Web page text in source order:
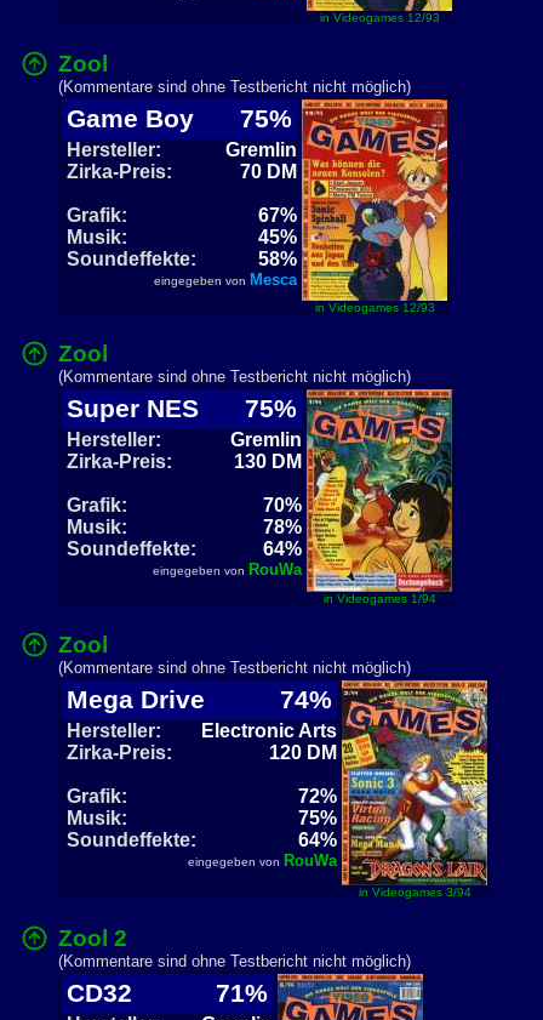
in Videogames 12/93
Zool
(Kommentare sind ohne Testbericht nicht möglich)
Game Boy 75%
Hersteller:
Gremlin
Zirka-Preis:
70 DM
Grafik:
67%
Musik:
45%
Soundeffekte:
58%
eingegeben von Mesca
in Videogames 12/93
Zool
(Kommentare sind ohne Testbericht nicht möglich)
Super NES 75%
Hersteller:
Gremlin
Zirka-Preis:
130 DM
Grafik:
70%
Musik:
78%
Soundeffekte:
64%
eingegeben von RouWa
in Videogames 1/94
Zool
(Kommentare sind ohne Testbericht nicht möglich)
Mega Drive 74%
Hersteller:
Electronic Arts
Zirka-Preis:
120 DM
Grafik:
72%
Musik:
75%
Soundeffekte:
64%
eingegeben von RouWa
in Videogames 3/94
Zool 2
(Kommentare sind ohne Testbericht nicht möglich)
CD32 71%